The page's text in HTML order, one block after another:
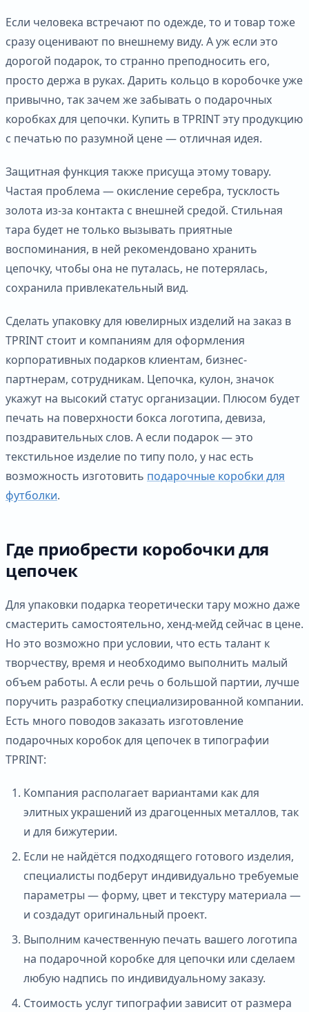
Если человека встречают по одежде, то и товар тоже
сразу оценивают по внешнему виду. А уж если это
дорогой подарок, то странно преподносить его,
просто держа в руках. Дарить кольцо в коробочке уже
привычно, так зачем же забывать о подарочных
коробках для цепочки. Купить в TPRINT эту продукцию
с печатью по разумной цене — отличная идея.
Защитная функция также присуща этому товару.
Частая проблема — окисление серебра, тусклость
золота из-за контакта с внешней средой. Стильная
тара будет не только вызывать приятные
воспоминания, в ней рекомендовано хранить
цепочку, чтобы она не путалась, не потерялась,
сохранила привлекательный вид.
Сделать упаковку для ювелирных изделий на заказ в
TPRINT стоит и компаниям для оформления
корпоративных подарков клиентам, бизнес-
партнерам, сотрудникам. Цепочка, кулон, значок
укажут на высокий статус организации. Плюсом будет
печать на поверхности бокса логотипа, девиза,
поздравительных слов. А если подарок — это
текстильное изделие по типу поло, у нас есть
возможность изготовить подарочные коробки для
футболки.
Где приобрести коробочки для
цепочек
Для упаковки подарка теоретически тару можно даже
смастерить самостоятельно, хенд-мейд сейчас в цене.
Но это возможно при условии, что есть талант к
творчеству, время и необходимо выполнить малый
объем работы. А если речь о большой партии, лучше
поручить разработку специализированной компании.
Есть много поводов заказать изготовление
подарочных коробок для цепочек в типографии
TPRINT:
Компания располагает вариантами как для
элитных украшений из драгоценных металлов, так
и для бижутерии.
Если не найдётся подходящего готового изделия,
специалисты подберут индивидуально требуемые
параметры — форму, цвет и текстуру материала —
и создадут оригинальный проект.
Выполним качественную печать вашего логотипа
на подарочной коробке для цепочки или сделаем
любую надпись по индивидуальному заказу.
Стоимость услуг типографии зависит от размера